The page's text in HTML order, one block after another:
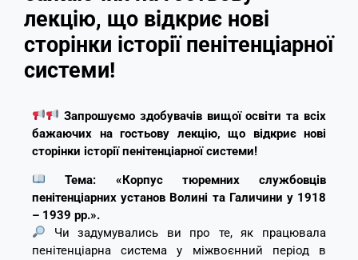
лекцію, що відкриє нові
сторінки історії пенітенціарної
системи!
Запрошуємо здобувачів вищої освіти та всіх
бажаючих на гостьову лекцію, що відкриє нові
сторінки історії пенітенціарної системи!
Тема: «Корпус тюремних службовців
пенітенціарних установ Волині та Галичини у 1918
– 1939 рр.».
Чи задумувались ви про те, як працювала
пенітенціарна система у міжвоєнний період в